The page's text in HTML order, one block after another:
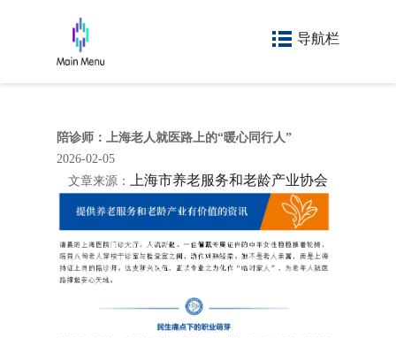
导航栏
陪诊师：上海老人就医路上的“暖心同行人”
2026-02-05
文章来源： 上海市养老服务和老龄产业协会